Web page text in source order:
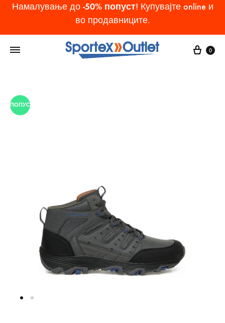
Намалување до -50% попуст! Купувајте online и
во продавниците.
Cart
0
ПОПУСТ